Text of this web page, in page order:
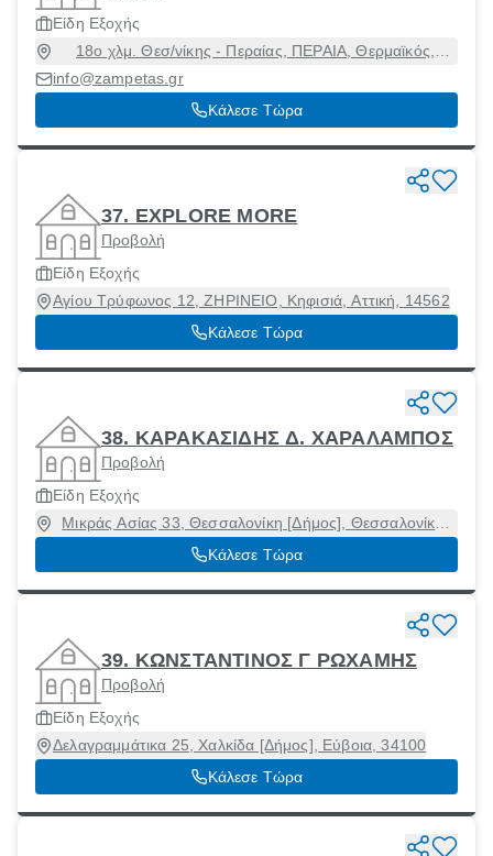
Είδη Εξοχής
18ο χλμ. Θεσ/νίκης - Περαίας, ΠΕΡΑΙΑ, Θερμαϊκός,
Θεσσαλονίκη, 57019
info@zampetas.gr
Κάλεσε Τώρα
37. EXPLORE MORE
Προβολή
Είδη Εξοχής
Αγίου Τρύφωνος 12, ΖΗΡΙΝΕΙΟ, Κηφισιά, Αττική, 14562
Κάλεσε Τώρα
38. ΚΑΡΑΚΑΣΙΔΗΣ Δ. ΧΑΡΑΛΑΜΠΟΣ
Προβολή
Είδη Εξοχής
Μικράς Ασίας 33, Θεσσαλονίκη [Δήμος], Θεσσαλονίκη,
54454
Κάλεσε Τώρα
39. ΚΩΝΣΤΑΝΤΙΝΟΣ Γ ΡΩΧΑΜΗΣ
Προβολή
Είδη Εξοχής
Δελαγραμμάτικα 25, Χαλκίδα [Δήμος], Εύβοια, 34100
Κάλεσε Τώρα